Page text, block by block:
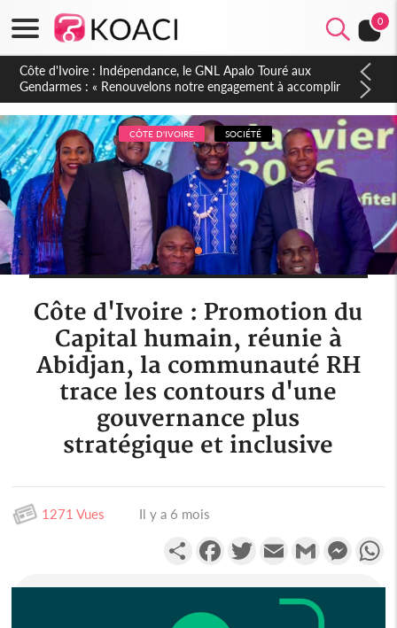
0
Sierra Leone : Un projet de réforme constitutionnelle en
gestation, points clés des amendements, un exclu d'avance
CÔTE D'IVOIRE SOCIÉTÉ
Côte d'Ivoire : Promotion du
Capital humain, réunie à
Abidjan, la communauté RH
trace les contours d'une
gouvernance plus
stratégique et inclusive
1271 Vues Il y a 6 mois
PartagerFacebookTwitterEmail Gmail